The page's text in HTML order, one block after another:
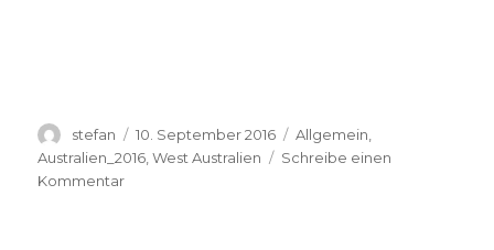
Autor
stefan
Veröffentlicht
am
10. September 2016 Kategorien
Allgemein
Australien_2016 ,West Australien
Schreibe einen
Kommentarzu